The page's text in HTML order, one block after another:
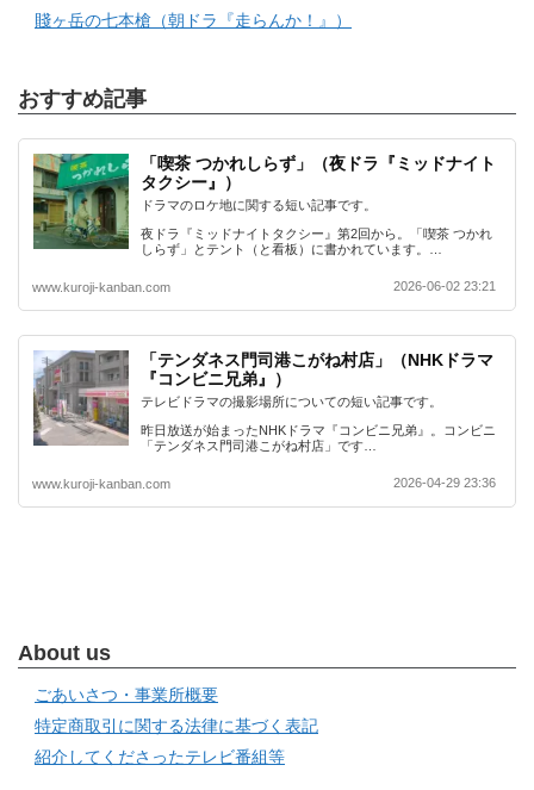
賤ヶ岳の七本槍（朝ドラ『走らんか！』）
おすすめ記事
「喫茶 つかれしらず」（夜ドラ『ミッドナイト
タクシー』）
ドラマのロケ地に関する短い記事です。
夜ドラ『ミッドナイトタクシー』第2回から。「喫茶 つかれ
しらず」とテント（と看板）に書かれています。…
www.kuroji-kanban.com 2026-06-02 23:21
「テンダネス門司港こがね村店」（NHKドラマ
『コンビニ兄弟』）
テレビドラマの撮影場所についての短い記事です。
昨日放送が始まったNHKドラマ『コンビニ兄弟』。コンビニ
「テンダネス門司港こがね村店」です…
www.kuroji-kanban.com 2026-04-29 23:36
About us
ごあいさつ・事業所概要
特定商取引に関する法律に基づく表記
紹介してくださったテレビ番組等